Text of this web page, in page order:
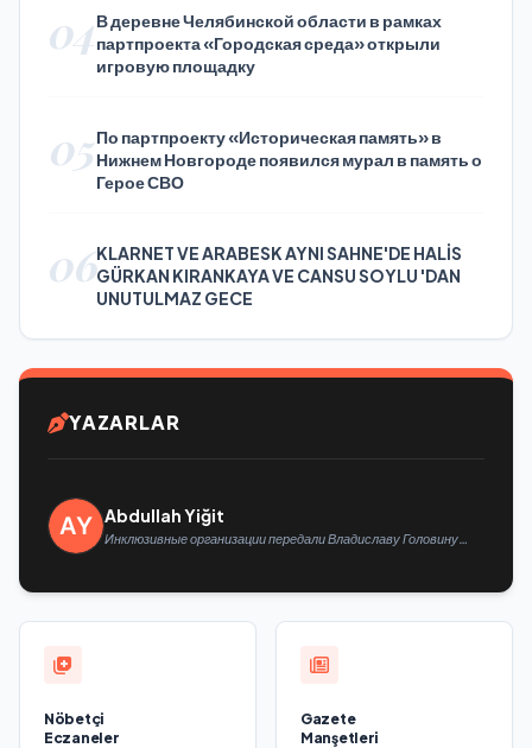
04В деревне Челябинской области в рамках
партпроекта «Городская среда» открыли
игровую площадку
05По партпроекту «Историческая память» в
Нижнем Новгороде появился мурал в память о
Герое СВО
06KLARNET VE ARABESK AYNI SAHNE'DE HALİS
GÜRKAN KIRANKAYA VE CANSU SOYLU 'DAN
UNUTULMAZ GECE
YAZARLAR
Abdullah Yiğit
Инклюзивные организации передали Владиславу Головину
Nöbetçi
Eczaneler
Gazete
Manşetleri